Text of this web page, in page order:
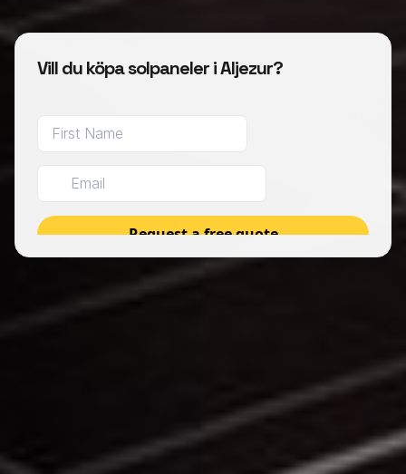
Vill du köpa solpaneler i Aljezur?